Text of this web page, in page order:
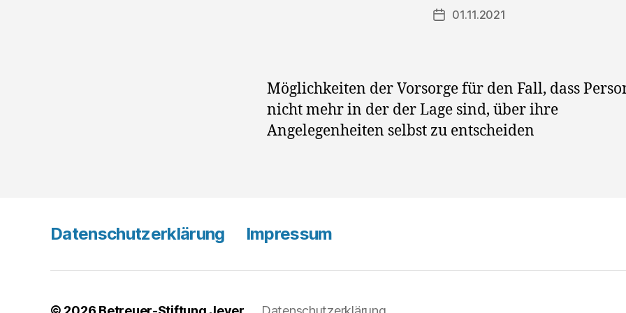
Veröffentlichungsdatum
01.11.2021
Möglichkeiten der Vorsorge für den Fall, dass
nicht mehr in der der Lage sind, über ihre
Angelegenheiten selbst zu entscheiden
Datenschutzerklärung Impressum